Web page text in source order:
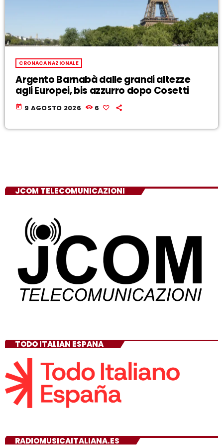
CRONACA NAZIONALE
Argento Barnabà dalle grandi altezze
agli Europei, bis azzurro dopo Cosetti
today 9 AGOSTO 2026 6
JCOM TELECOMUNICAZIONI
TODO ITALIAN ESPANA
RADIOMUSICAITALIANA.ES